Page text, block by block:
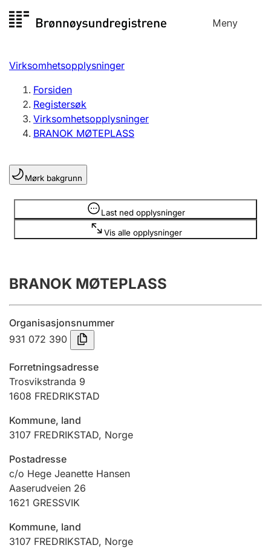
til
Meny
Registersøk
Aksjeselskap
Enkeltpersonforetak
Registrere, endre, slette
Lag og forening
Registrere, endre, slette
Årsregnskap
Innsending og forsinkelsesgebyr
Tinglysing
Jeger
Ektepaktveileder
Offentlig sektor
Virksomhetsopplysninger
Forsiden
Registersøk
Virksomhetsopplysninger
BRANOK MØTEPLASS
Mørk bakgrunn
Last ned opplysninger
Vis alle opplysninger
Opplysninger er skjult
BRANOK MØTEPLASS
Organisasjonsnummer
931 072 390
Forretningsadresse
Trosvikstranda 9
1608 FREDRIKSTAD
Kommune, land
3107 FREDRIKSTAD, Norge
Postadresse
c/o Hege Jeanette Hansen
Aaserudveien 26
1621 GRESSVIK
Kommune, land
3107 FREDRIKSTAD, Norge